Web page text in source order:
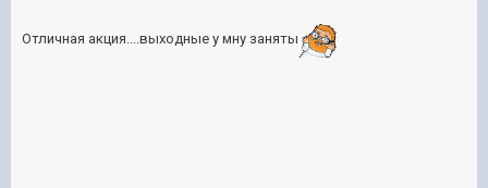
Отличная акция....выходные у мну заняты